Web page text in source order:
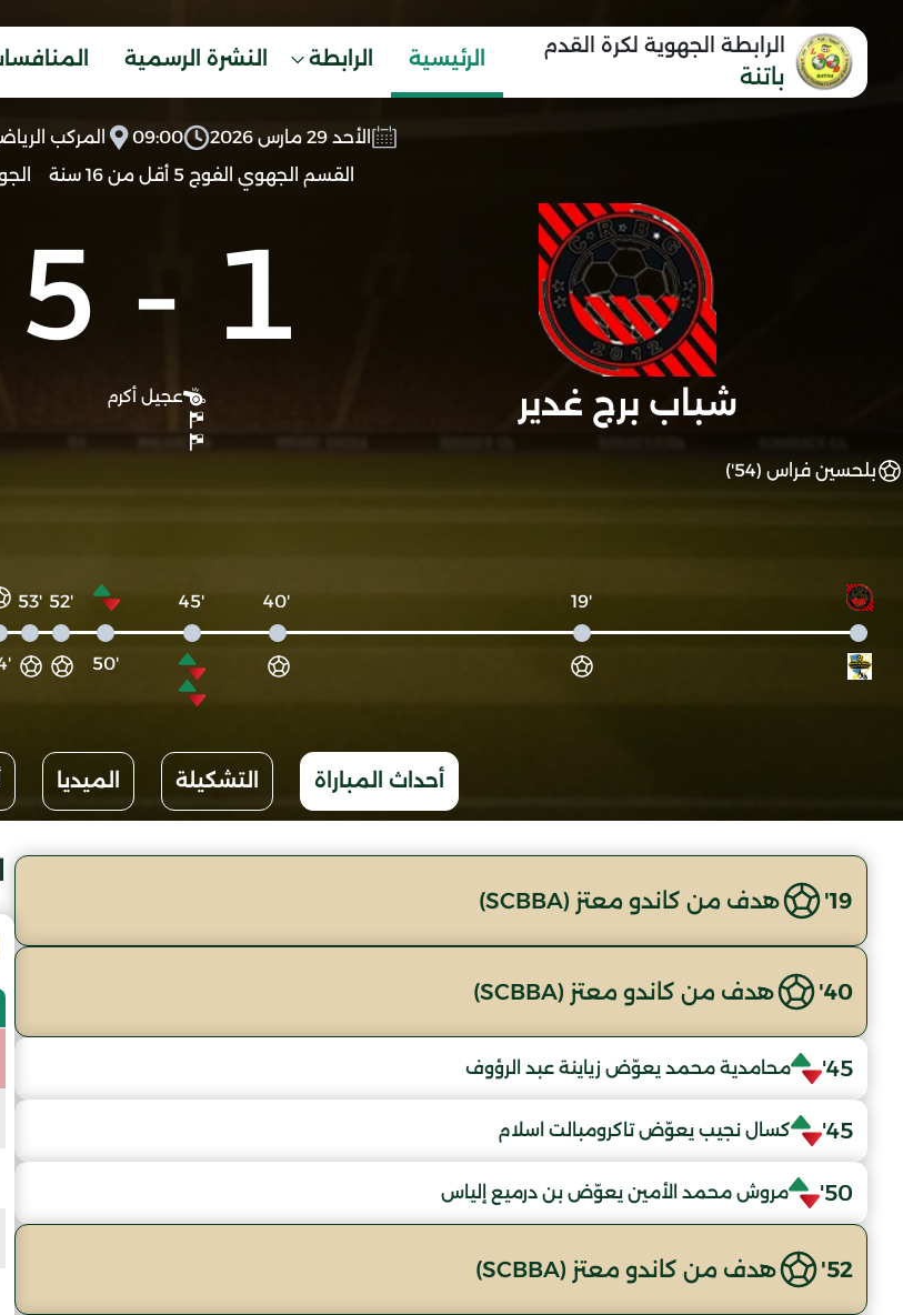
الرابطة الجهوية لكرة القدم
باتنة
الرئيسية الرابطة النشرة الرسمية
الأحد 29 مارس 2026 09:00
المركب
القسم الجهوي الفوج 5 أقل من 16 سنة
شباب برج غدير
1
-
5
عجيل أكرم
بلحسين فراس (54')
'19
'40
'45
'50
'52
'53
'54
أحداث المباراة التشكيلة الميديا
19' هدف من كاندو معتز (SCBBA)
40' هدف من كاندو معتز (SCBBA)
45' محامدية محمد يعوّض زياينة عبد الرؤوف
45' كسال نجيب يعوّض تاكرومبالت اسلام
50' مروش محمد الأمين يعوّض بن درميع إلياس
52' هدف من كاندو معتز (SCBBA)